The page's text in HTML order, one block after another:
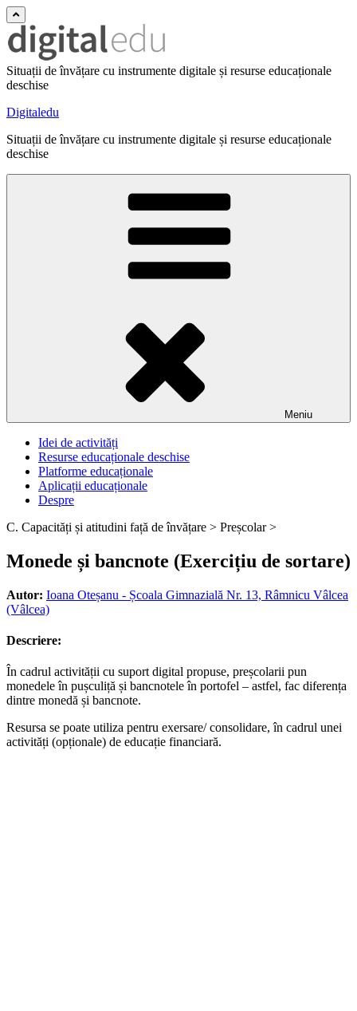
Situații de învățare cu instrumente digitale și resurse educaționale
deschise
Digitaledu
Situații de învățare cu instrumente digitale și resurse educaționale
deschise
Meniu
Idei de activități
Resurse educaționale deschise
Platforme educaționale
Aplicații educaționale
Despre
C. Capacități și atitudini față de învățare > Preșcolar >
Monede și bancnote (Exercițiu de sortare)
Autor: Ioana Oteșanu - Școala Gimnazială Nr. 13, Râmnicu Vâlcea
(Vâlcea)
Descriere:
În cadrul activității cu suport digital propuse, preșcolarii pun
monedele în pușculiță și bancnotele în portofel – astfel, fac diferența
dintre monedă și bancnote.
Resursa se poate utiliza pentru exersare/ consolidare, în cadrul unei
activități (opționale) de educație financiară.